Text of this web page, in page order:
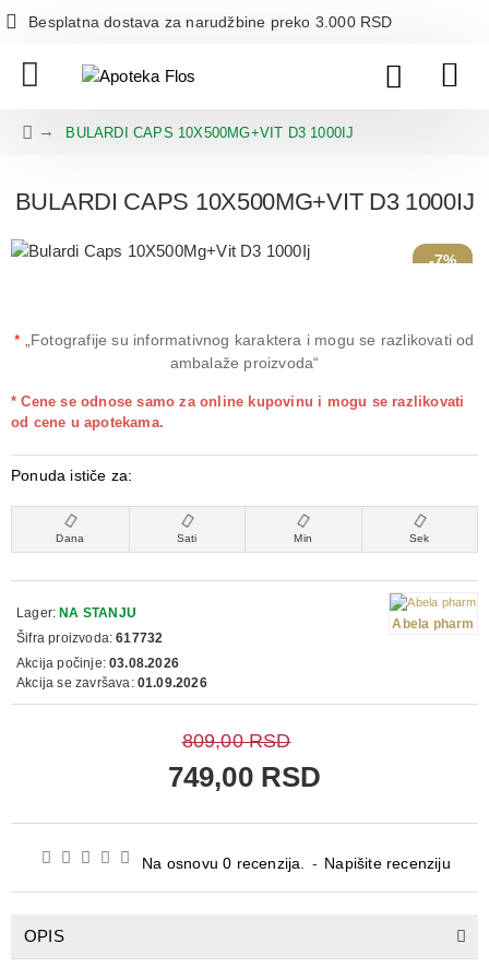
Besplatna dostava za narudžbine preko 3.000 RSD
BULARDI CAPS 10X500MG+VIT D3 1000IJ
BULARDI CAPS 10X500MG+VIT D3 1000IJ
-7%
* „Fotografije su informativnog karaktera i mogu se razlikovati od
ambalaže proizvoda“
Na osnovu 0 recenzija. - Napišite recenziju
Ponuda ističe za:
Dana Sati Min Sek
* Cene se odnose samo za online kupovinu i mogu se razlikovati
od cene u apotekama.
749,00 RSD
809,00 RSD
Lager: NA STANJU
Šifra proizvoda: 617732
Akcija počinje: 03.08.2026
Akcija se završava: 01.09.2026
Abela pharm
OPIS